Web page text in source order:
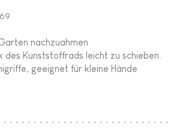
nachzuahmen
des Kunststoffrads leicht zu schieben.
geeignet für kleine Hände